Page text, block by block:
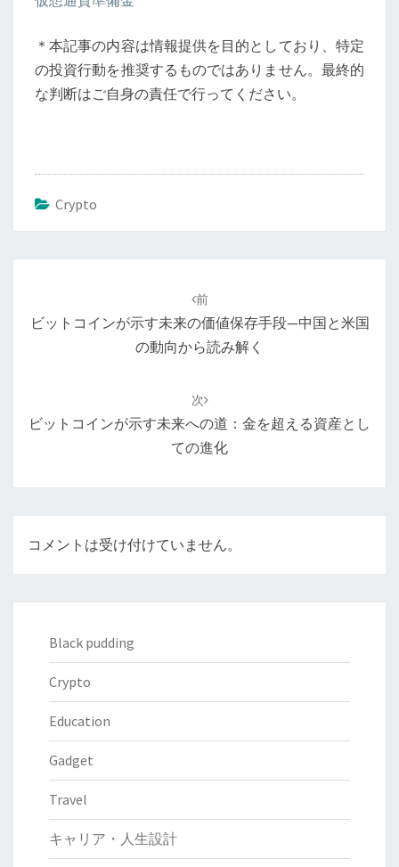
＊本記事の内容は情報提供を目的としており、特定
の投資行動を推奨するものではありません。最終的
な判断はご自身の責任で行ってください。
Crypto
ョ
前
ビットコインが示す未来の価値保存手段—中国と米国
の動向から読み解く
次
ビットコインが示す未来への道：金を超える資産とし
ての進化
コメントは受け付けていません。
Black pudding
Crypto
Education
Gadget
Travel
キャリア・人生設計